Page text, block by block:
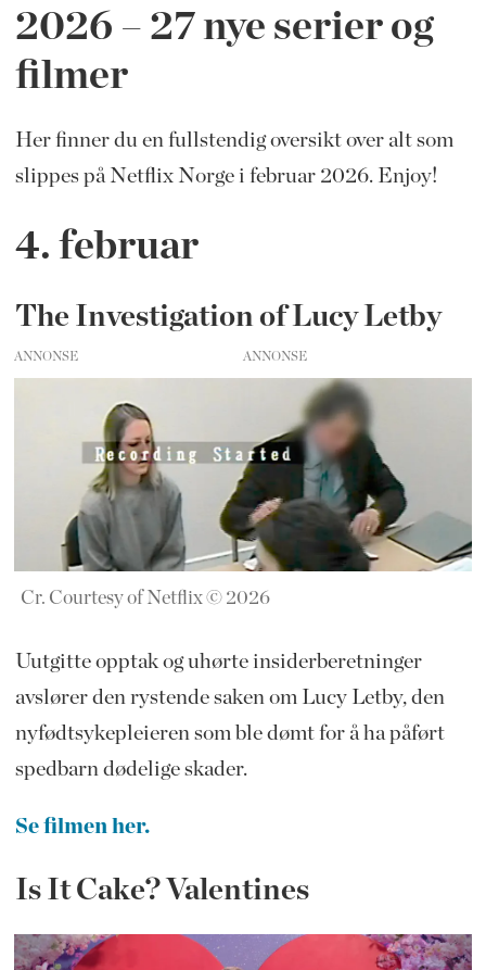
2026 – 27 nye serier og
filmer
Her finner du en fullstendig oversikt over alt som
slippes på Netflix Norge i februar 2026. Enjoy!
4. februar
The Investigation of Lucy Letby
ANNONSE
Cr. Courtesy of Netflix © 2026
Uutgitte opptak og uhørte insiderberetninger
avslører den rystende saken om Lucy Letby, den
nyfødtsykepleieren som ble dømt for å ha påført
spedbarn dødelige skader.
Se filmen her.
Is It Cake? Valentines